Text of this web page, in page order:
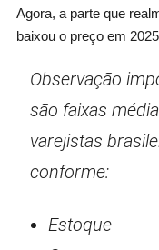
Agora, a parte que
baixou o preço em
Observação
são faixas
varejistas
conforme:
Estoque